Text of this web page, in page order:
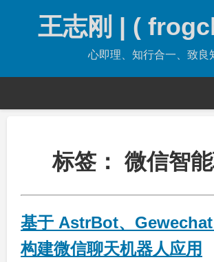
王志刚 | (
心即理、知行合一、致良
标签： 微信智
基于 AstrBot、
构建微信聊天机器人应用